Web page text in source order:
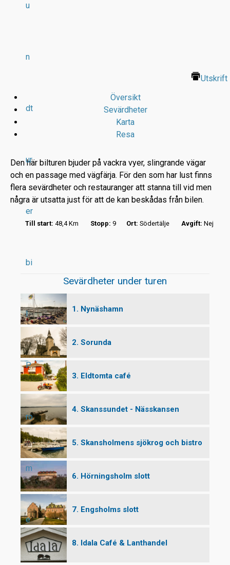
u
n
dt
ur
er
bi
l
P
ro
m
e
Utskrift
Översikt
Sevärdheter
Karta
Resa
Den här bilturen bjuder på vackra vyer, slingrande vägar
och en passage med vägfärja. För den som har lust finns
flera sevärdheter och restauranger att stanna till vid men
några är utsatta just för att de kan beskådas från bilen.
Till start: 48,4 Km Stopp: 9 Ort: Södertälje Avgift: Nej
Sevärdheter under turen
1. Nynäshamn
2. Sorunda
3. Eldtomta café
4. Skanssundet - Nässkansen
5. Skansholmens sjökrog och bistro
6. Hörningsholm slott
7. Engsholms slott
8. Idala Café & Lanthandel